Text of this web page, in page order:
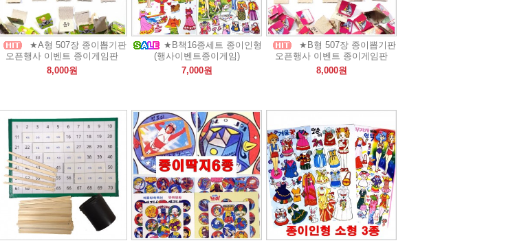
★A형 507장 종이뽑기판
오픈행사 이벤트 종이게임판
8,000원
★B책16종세트 종이인형
(행사이벤트종이게임)
7,000원
★B형 507장 종이뽑기판
오픈행사 이벤트 종이게임판
8,000원